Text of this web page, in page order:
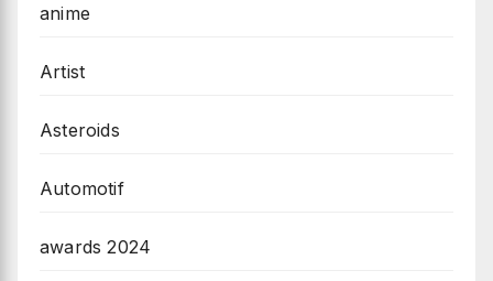
anime
Artist
Asteroids
Automotif
awards 2024